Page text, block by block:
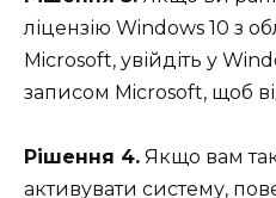
ліцензію Windows 10 з
Microsoft, увійдіть у
записом Microsoft, щоб
Рішення 4. Якщо вам
активувати систему,